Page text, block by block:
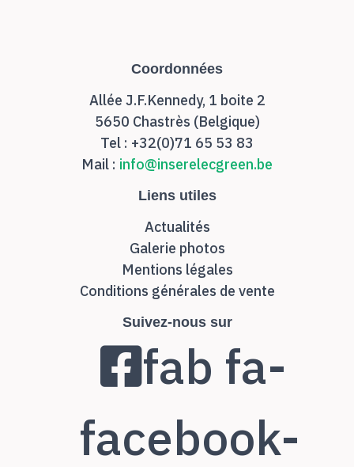
Coordonnées
Allée J.F.Kennedy, 1 boite 2
5650 Chastrès (Belgique)
Tel : +32(0)71 65 53 83
Mail : info@inserelecgreen.be
Liens utiles
Actualités
Galerie photos
Mentions légales
Conditions générales de vente
Suivez-nous sur
fab fa-
facebook-